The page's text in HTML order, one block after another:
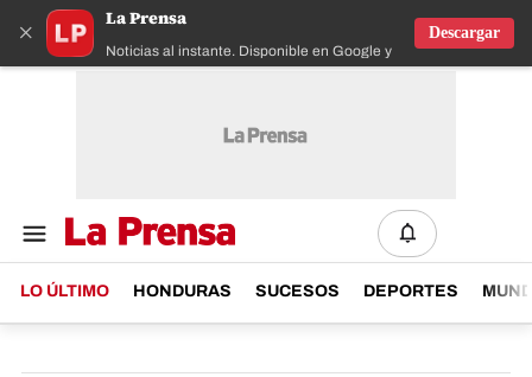
×
La Prensa
Noticias al instante. Disponible en Google y IOS
Descargar
LO ÚLTIMO HONDURAS SUCESOS DEPORTES